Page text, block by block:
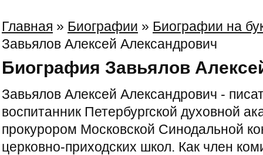
Главная » Биографии » Биографии на
Завьялов Алексей Александрович
Биография Завьялов
Завьялов Алексей Александрович -
воспитанник Петербургской духовной
прокурором Московской Синодальной
церковно-приходских школ. Как член